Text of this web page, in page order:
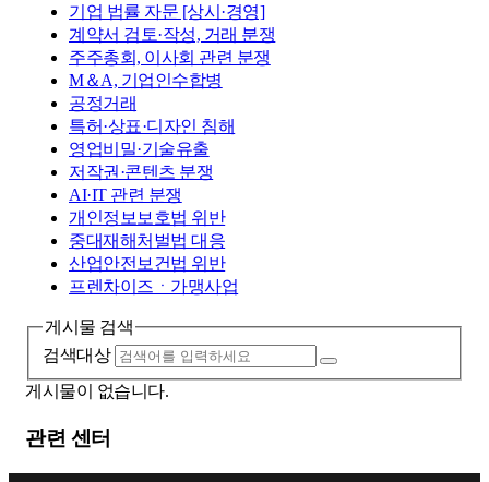
기업 법률 자문 [상시·경영]
계약서 검토·작성, 거래 분쟁
주주총회, 이사회 관련 분쟁
M＆A, 기업인수합병
공정거래
특허·상표·디자인 침해
영업비밀·기술유출
저작권·콘텐츠 분쟁
AI·IT 관련 분쟁
개인정보보호법 위반
중대재해처벌법 대응
산업안전보건법 위반
프렌차이즈ㆍ가맹사업
게시물 검색
검색대상
게시물이 없습니다.
관련 센터